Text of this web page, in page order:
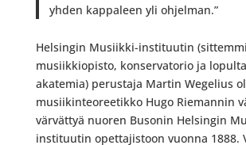
yhden kappaleen yli ohjelman.”
Helsingin Musiikki-instituutin
musiikkiopisto, konservatorio ja
akatemia) perustaja Martin Wegelius
musiikinteoreetikko Hugo Riemannin
värvättyä nuoren Busonin Helsingin
instituutin opettajistoon vuonna 1888.